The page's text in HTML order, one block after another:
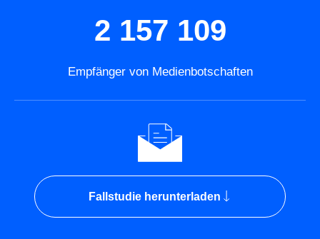
2 157 109
Empfänger von Medienbotschaften
Fallstudie herunterladen